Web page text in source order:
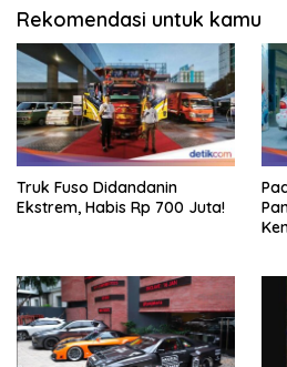
Rekomendasi untuk kamu
Truk Fuso Didandanin
Ekstrem, Habis Rp 700 Juta!